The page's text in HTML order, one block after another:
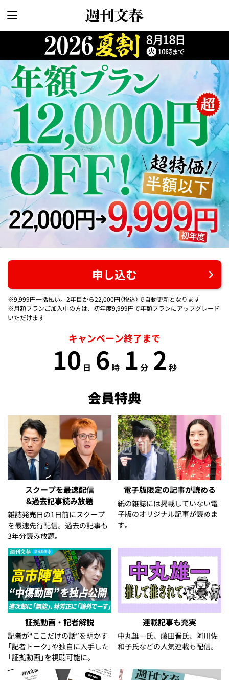
申し込む
※9,999円一括払い。2年目から22,000円（税込）で自動更新となります
※月額プランご加入中の方は、初年度9,999円で年額プランにアップグレード
いただけます
キャンペーン終了まで
10 日 6 時 1 分 2 秒
会員特典
スクープを最速配信
&過去記事読み放題
雑誌発売日の1日前にスクープ
を最速先行配信。過去の記事も
3年分読み放題。
電子版限定の記事が読める
紙の雑誌には掲載していない電
子版のオリジナル記事が読めま
す。
証拠動画・記者解説
記者が“ここだけの話”を明かす
「記者トーク」や独自に入手した
「証拠動画」を視聴可能に。
連載記事も充実
中丸雄一氏、藤田晋氏、阿川佐
和子氏などの人気連載も配信。